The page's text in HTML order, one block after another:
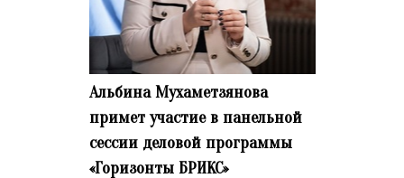
Альбина Мухаметзянова
примет участие в панельной
сессии деловой программы
«Горизонты БРИКС»